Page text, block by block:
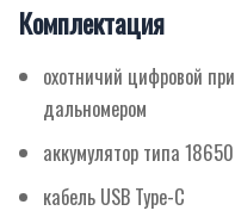
Комплектация
охотничий цифровой
дальномером
аккумулятор типа
кабель USB Type-C